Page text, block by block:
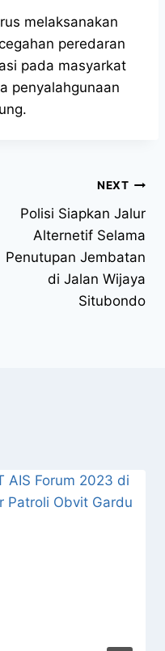
melaksanakan
peredaran
pada masyarkat
penyalahgunaan
NEXT
Polisi Siapkan Jalur
Alternetif Selama
Penutupan Jembatan
di Jalan Wijaya
Situbondo